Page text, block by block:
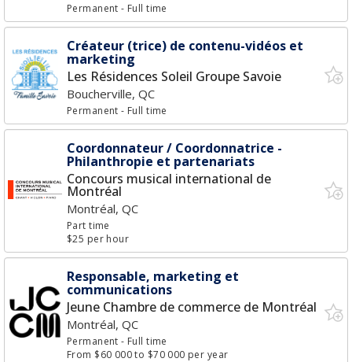
Permanent- Full time
Créateur (trice) de contenu-vidéos et
marketing
Les Résidences Soleil Groupe Savoie
Boucherville, QC
Permanent- Full time
Coordonnateur / Coordonnatrice -
Philanthropie et partenariats
Concours musical international de
Montréal
Montréal, QC
Part time
$25 per hour
Responsable, marketing et
communications
Jeune Chambre de commerce de Montréal
Montréal, QC
Permanent- Full time
From $60 000 to $70 000 per year